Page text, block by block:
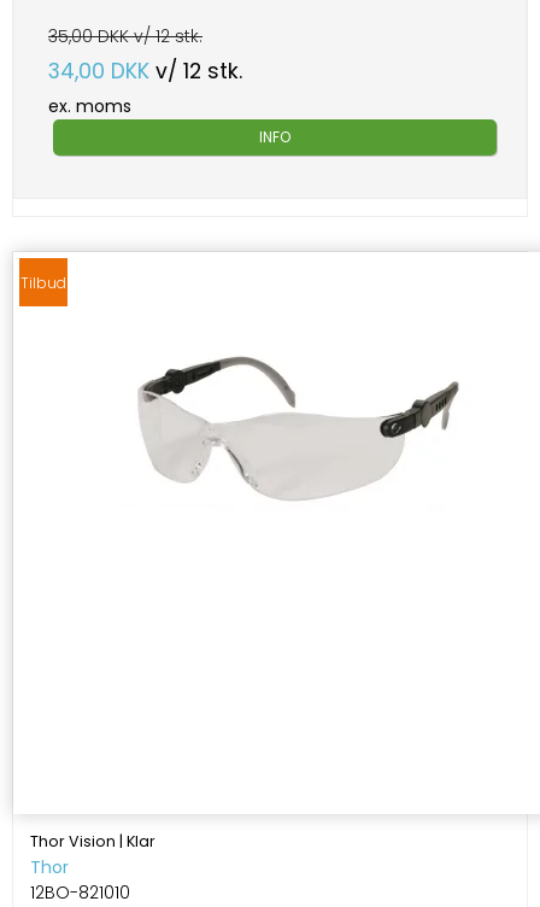
35,00 DKK v/ 12 stk.
34,00 DKK v/ 12 stk.
ex. moms
INFO
Tilbud
Thor Vision | Klar
Thor
12BO-821010